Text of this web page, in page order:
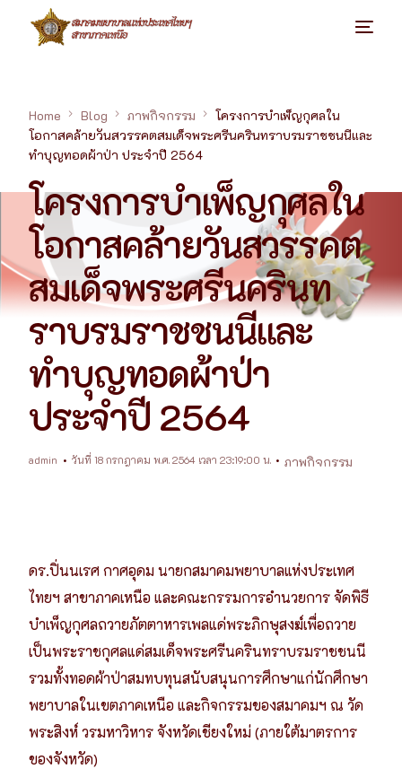
Home Blog ภาพกิจกรรม
โครงการบำเพ็ญกุศลใน
โอกาสคล้ายวันสวรรคตสมเด็จพระศรีนครินทราบรมราชชนนีและ
ทำบุญทอดผ้าป่า ประจำปี 2564
โครงการบำเพ็ญกุศลใน
โอกาสคล้ายวันสวรรคต
สมเด็จพระศรีนครินท
ราบรมราชชนนีและ
ทำบุญทอดผ้าป่า
ประจำปี 2564
admin วันที่ 18 กรกฎาคม พ.ศ. 2564 เวลา 23:19:00 น. ภาพกิจกรรม
ดร.ปิ่นนเรศ กาศอุดม นายกสมาคมพยาบาลแห่งประเทศ
ไทยฯ สาขาภาคเหนือ และคณะกรรมการอำนวยการ จัดพิธี
บำเพ็ญกุศลถวายภัตตาหารเพลแด่พระภิกษุสงฆ์เพื่อถวาย
เป็นพระราชกุศลแด่สมเด็จพระศรีนครินทราบรมราชชนนี
รวมทั้งทอดผ้าป่าสมทบทุนสนับสนุนการศึกษาแก่นักศึกษา
พยาบาลในเขตภาคเหนือ และกิจกรรมของสมาคมฯ ณ วัด
พระสิงห์ วรมหาวิหาร จังหวัดเชียงใหม่ (ภายใต้มาตรการ
ของจังหวัด)